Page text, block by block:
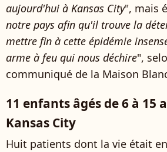
aujourd'hui à Kansas City", mais
notre pays afin qu'il trouve la
mettre fin à cette épidémie
arme à feu qui nous déchire",
communiqué de la Maison
11 enfants âgés de 6 à 15
Kansas City
Huit patients dont la vie était